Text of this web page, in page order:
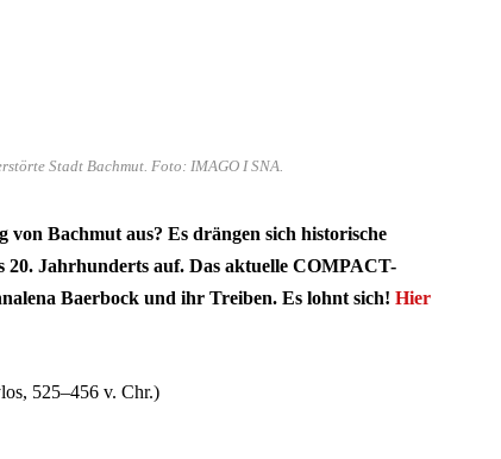
Stadt Bachmut. Foto: IMAGO I SNA.
Bachmut aus? Es drängen sich historische
20. Jahrhunderts auf. Das aktuelle COMPACT-
Baerbock und ihr Treiben. Es lohnt sich! Hier
525–456 v. Chr.)